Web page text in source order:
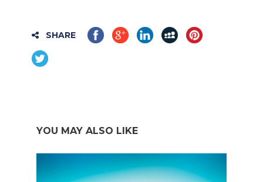
SHARE
YOU MAY ALSO LIKE